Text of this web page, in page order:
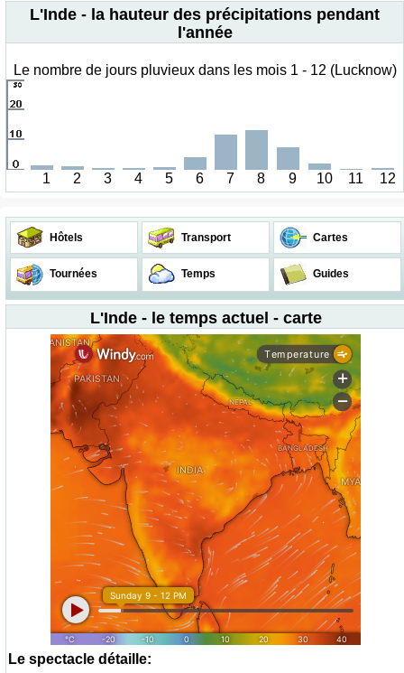
L'Inde - la hauteur des précipitations pendant
l'année
Le nombre de jours pluvieux dans les mois 1 - 12 (Lucknow)
1 2 3 4 5 6 7 8 9 10 11 12
Hôtels Transport Cartes
Tournées Temps Guides
L'Inde - le temps actuel - carte
Le spectacle détaille: